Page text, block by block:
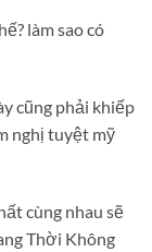
làm sao có
cũng phải khiếp
nghị tuyệt mỹ
cùng nhau sẽ
Thời Không